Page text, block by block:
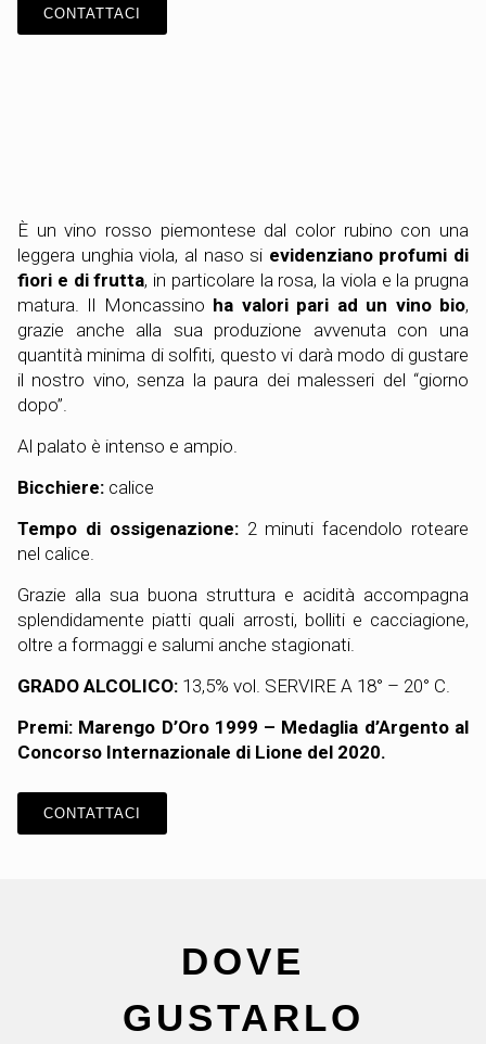
CONTATTACI
È un vino rosso piemontese dal color rubino con una
leggera unghia viola, al naso si evidenziano profumi di
fiori e di frutta, in particolare la rosa, la viola e la prugna
matura. Il Moncassino ha valori pari ad un vino bio,
grazie anche alla sua produzione avvenuta con una
quantità minima di solfiti, questo vi darà modo di gustare
il nostro vino, senza la paura dei malesseri del “giorno
dopo”.
Al palato è intenso e ampio.
Bicchiere: calice
Tempo di ossigenazione:2 minuti facendolo roteare
nel calice.
Grazie alla sua buona struttura e acidità accompagna
splendidamente piatti quali arrosti, bolliti e cacciagione,
oltre a formaggi e salumi anche stagionati.
GRADO ALCOLICO: 13,5% vol. SERVIRE A 18° – 20° C.
Premi: Marengo D’Oro 1999 – Medaglia d’Argento al
Concorso Internazionale di Lione del 2020.
CONTATTACI
DOVE
GUSTARLO